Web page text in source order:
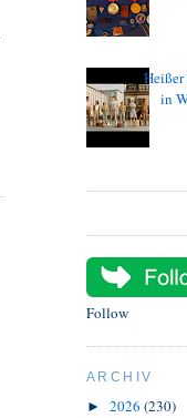
in
Follow
ARCHIV
► 2026 (230)